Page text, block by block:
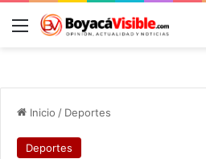
Menú
Inicio / Deportes
Deportes